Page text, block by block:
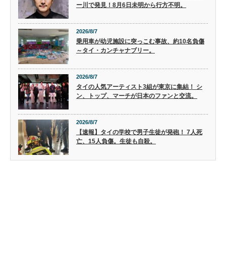
ー川で発見！8月6日未明から行方不明。
2026/8/7
乗用車が幼児施設に突っこむ事故、約10名負傷
～タイ・カンチャナブリー。
2026/8/7
タイの人気アーティスト3組が東京に集結！ シ
ン、トップ、マーチが日本のファンと交流。
2026/8/7
【速報】タイの学校で男子生徒が発砲！ 7人死
亡、15人負傷。生徒も自殺。